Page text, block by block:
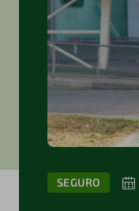
SEGURO